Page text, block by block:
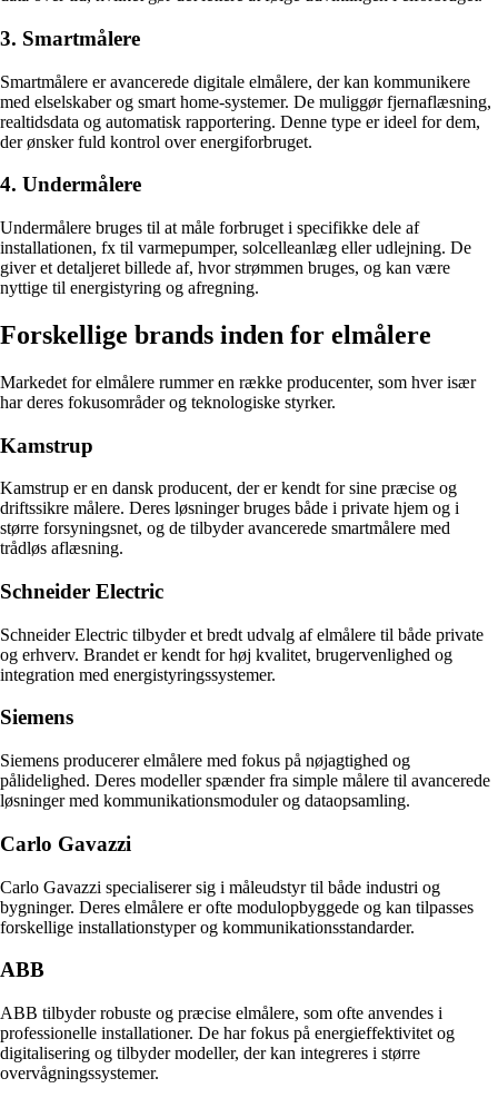
3. Smartmålere
Smartmålere er avancerede digitale elmålere, der kan kommunikere
med elselskaber og smart home-systemer. De muliggør fjernaflæsning,
realtidsdata og automatisk rapportering. Denne type er ideel for dem,
der ønsker fuld kontrol over energiforbruget.
4. Undermålere
Undermålere bruges til at måle forbruget i specifikke dele af
installationen, fx til varmepumper, solcelleanlæg eller udlejning. De
giver et detaljeret billede af, hvor strømmen bruges, og kan være
nyttige til energistyring og afregning.
Forskellige brands inden for elmålere
Markedet for elmålere rummer en række producenter, som hver især
har deres fokusområder og teknologiske styrker.
Kamstrup
Kamstrup er en dansk producent, der er kendt for sine præcise og
driftssikre målere. Deres løsninger bruges både i private hjem og i
større forsyningsnet, og de tilbyder avancerede smartmålere med
trådløs aflæsning.
Schneider Electric
Schneider Electric tilbyder et bredt udvalg af elmålere til både private
og erhverv. Brandet er kendt for høj kvalitet, brugervenlighed og
integration med energistyringssystemer.
Siemens
Siemens producerer elmålere med fokus på nøjagtighed og
pålidelighed. Deres modeller spænder fra simple målere til avancerede
løsninger med kommunikationsmoduler og dataopsamling.
Carlo Gavazzi
Carlo Gavazzi specialiserer sig i måleudstyr til både industri og
bygninger. Deres elmålere er ofte modulopbyggede og kan tilpasses
forskellige installationstyper og kommunikationsstandarder.
ABB
ABB tilbyder robuste og præcise elmålere, som ofte anvendes i
professionelle installationer. De har fokus på energieffektivitet og
digitalisering og tilbyder modeller, der kan integreres i større
overvågningssystemer.